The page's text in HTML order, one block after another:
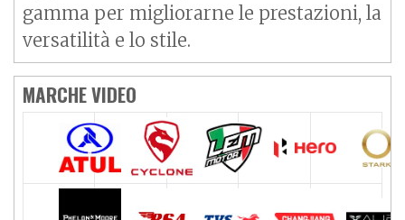
gamma per migliorarne le prestazioni, la
versatilità e lo stile.
MARCHE VIDEO